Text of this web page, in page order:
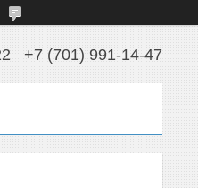
+7 (701) 991-14-47